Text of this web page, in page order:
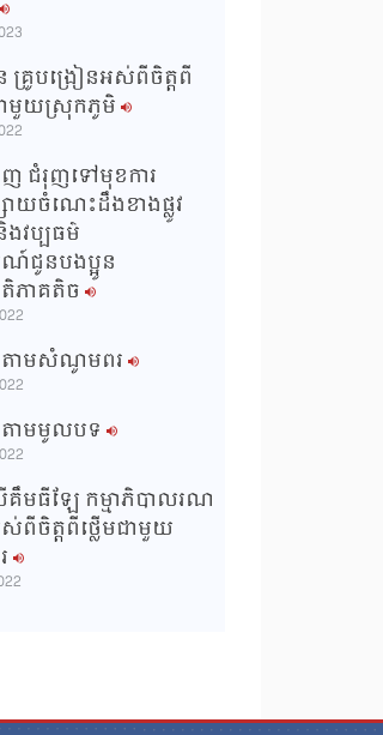
គ្រូបង្រៀនអស់ពីចិត្តពី
ាមួយស្រុកភូមិ
ញ ជំរុញទៅមុខការ
សាយចំណេះដឹងខាងផ្លូវ
ងវប្បធម៌
ណ៍ជូនបងប្អូន
ភាគតិច
តាមសំណូមពរ
ាមមូលបទ
គឹមធីឡែ កម្មាភិបាលរណ
ពីចិត្តពីថ្លើមជាមួយ